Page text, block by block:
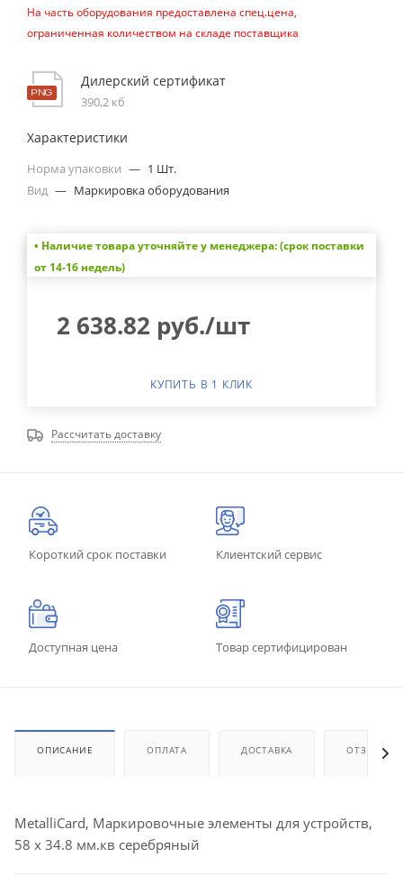
На часть оборудования предоставлена спец.цена,
ограниченная количеством на складе поставщика
Дилерский сертификат
390,2 кб
Характеристики
Норма упаковки — 1 Шт.
Вид — Маркировка оборудования
• Наличие товара уточняйте у менеджера: (срок поставки
от 14-16 недель)
2 638.82 руб./шт
КУПИТЬ В 1 КЛИК
Рассчитать доставку
Короткий срок поставки Клиентский сервис
Доступная цена Товар сертифицирован
ОПИСАНИЕ ОПЛАТА ДОСТАВКА ОТЗЫВЫ
MetalliCard, Маркировочные элементы для устройств,
58 x 34.8 мм.кв серебряный